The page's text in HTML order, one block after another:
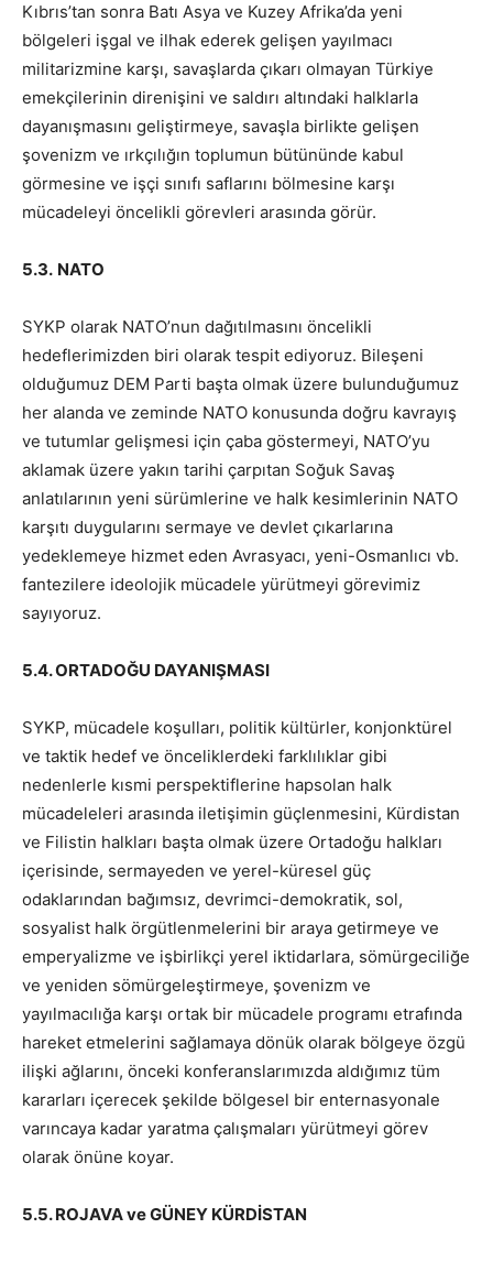
Kıbrıs’tan sonra Batı Asya ve Kuzey Afrika’da yeni
bölgeleri işgal ve ilhak ederek gelişen yayılmacı
militarizmine karşı, savaşlarda çıkarı olmayan Türkiye
emekçilerinin direnişini ve saldırı altındaki halklarla
dayanışmasını geliştirmeye, savaşla birlikte gelişen
şovenizm ve ırkçılığın toplumun bütününde kabul
görmesine ve işçi sınıfı saflarını bölmesine karşı
mücadeleyi öncelikli görevleri arasında görür.
5.3. NATO
SYKP olarak NATO’nun dağıtılmasını öncelikli
hedeflerimizden biri olarak tespit ediyoruz. Bileşeni
olduğumuz DEM Parti başta olmak üzere bulunduğumuz
her alanda ve zeminde NATO konusunda doğru kavrayış
ve tutumlar gelişmesi için çaba göstermeyi, NATO’yu
aklamak üzere yakın tarihi çarpıtan Soğuk Savaş
anlatılarının yeni sürümlerine ve halk kesimlerinin NATO
karşıtı duygularını sermaye ve devlet çıkarlarına
yedeklemeye hizmet eden Avrasyacı, yeni-Osmanlıcı vb.
fantezilere ideolojik mücadele yürütmeyi görevimiz
sayıyoruz.
5.4. ORTADOĞU DAYANIŞMASI
SYKP, mücadele koşulları, politik kültürler, konjonktürel
ve taktik hedef ve önceliklerdeki farklılıklar gibi
nedenlerle kısmi perspektiflerine hapsolan halk
mücadeleleri arasında iletişimin güçlenmesini, Kürdistan
ve Filistin halkları başta olmak üzere Ortadoğu halkları
içerisinde, sermayeden ve yerel-küresel güç
odaklarından bağımsız, devrimci-demokratik, sol,
sosyalist halk örgütlenmelerini bir araya getirmeye ve
emperyalizme ve işbirlikçi yerel iktidarlara, sömürgeciliğe
ve yeniden sömürgeleştirmeye, şovenizm ve
yayılmacılığa karşı ortak bir mücadele programı etrafında
hareket etmelerini sağlamaya dönük olarak bölgeye özgü
ilişki ağlarını, önceki konferanslarımızda aldığımız tüm
kararları içerecek şekilde bölgesel bir enternasyonale
varıncaya kadar yaratma çalışmaları yürütmeyi görev
olarak önüne koyar.
5.5. ROJAVA ve GÜNEY KÜRDİSTAN